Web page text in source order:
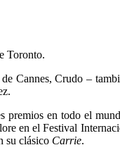
Toronto.
Cannes, Crudo –
premios en todo el
en el Festival
su clásico Carrie.